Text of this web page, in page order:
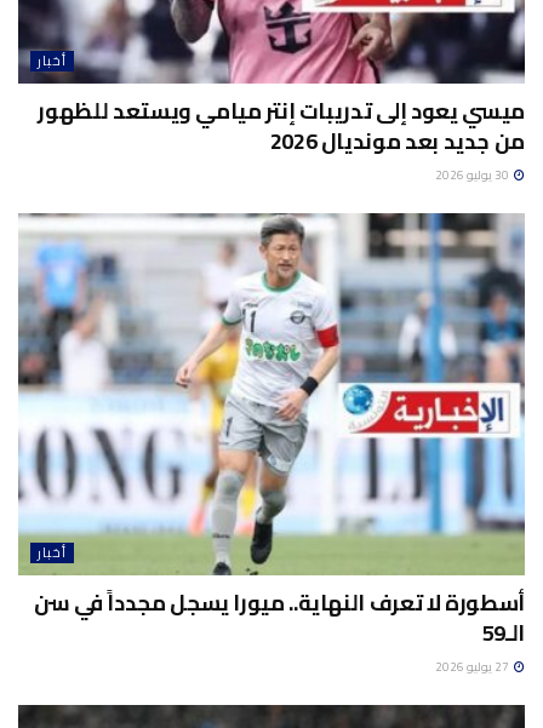
أخبار
ميسي يعود إلى تدريبات إنتر ميامي ويستعد للظهور
من جديد بعد مونديال 2026
أخبار
أسطورة لا تعرف النهاية.. ميورا يسجل مجدداً في سن
الـ59